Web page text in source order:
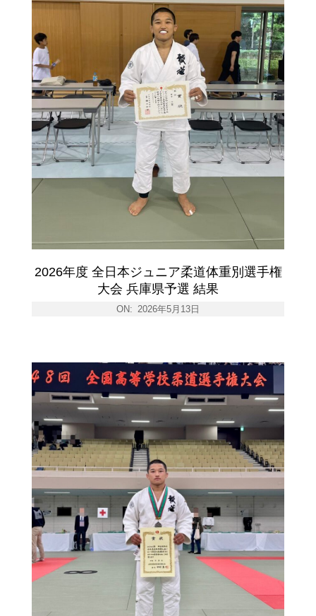
2026年度 全日本ジュニア柔道体重別選手権
大会 兵庫県予選 結果
ON: 2026年5月13日